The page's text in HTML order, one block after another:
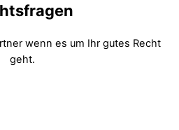
wenn es um Ihr gutes Recht
geht.